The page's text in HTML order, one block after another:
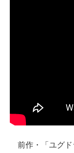
前作・「ユグド